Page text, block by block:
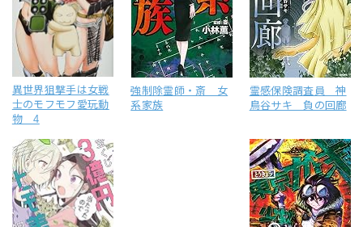
異世界狙撃手は女戦
士のモフモフ愛玩動
物 4
強制除霊師・斎 女
系家族
霊感保険調査員 神
鳥谷サキ 負の回廊